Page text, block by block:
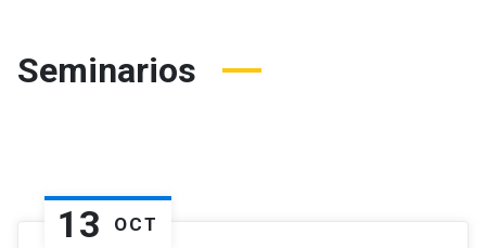
Seminarios
13 OCT